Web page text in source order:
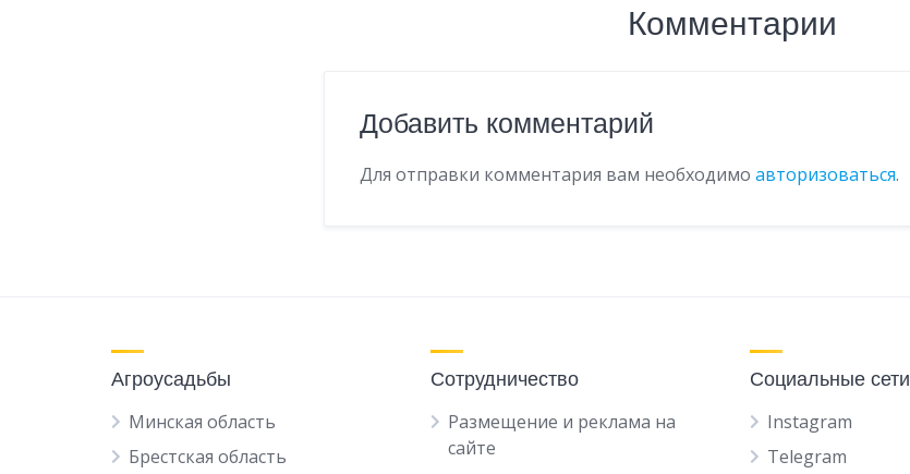
Комментарии
Добавить комментарий
Для отправки комментария вам необходимоавторизоваться.
Агроусадьбы
Минская область
Брестская область
Сотрудничество
Размещение и реклама на
сайте
Социальные сети
Instagram
Telegram